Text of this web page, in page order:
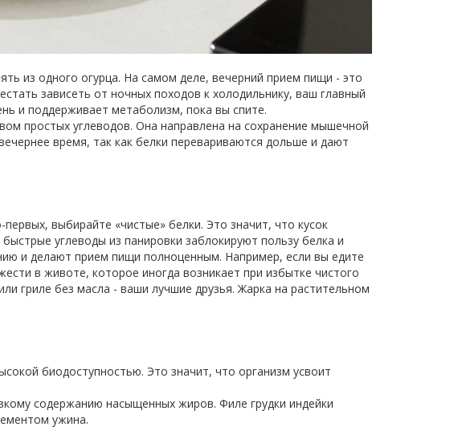
из одного огурца. На самом деле, вечерний прием пищи - это
зависеть от ночных походов к холодильнику, ваш главный
и поддерживает метаболизм, пока вы спите.
простых углеводов. Она направлена на сохранение мышечной
время, так как белки перевариваются дольше и дают
выбирайте «чистые» белки. Это значит, что кусок
углеводы из панировки заблокируют пользу белка и
и делают прием пищи полноценным. Например, если вы едите
в животе, которое иногда возникает при избытке чистого
гриле без масла - ваши лучшие друзья. Жарка на растительном
биодоступностью. Это значит, что организм усвоит
содержанию насыщенных жиров. Филе грудки индейки
ужина.